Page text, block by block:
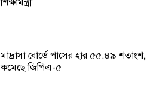
মাদ্রাসা বোর্ডে পাসের হার ৫৫.৪৯ শতাংশ,
কমেছে জিপিএ-৫